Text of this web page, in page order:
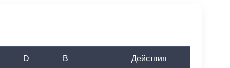
D B Действия